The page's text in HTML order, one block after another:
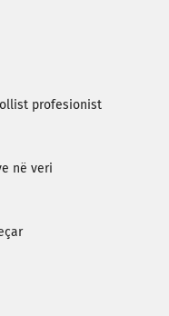
profesionist
në veri